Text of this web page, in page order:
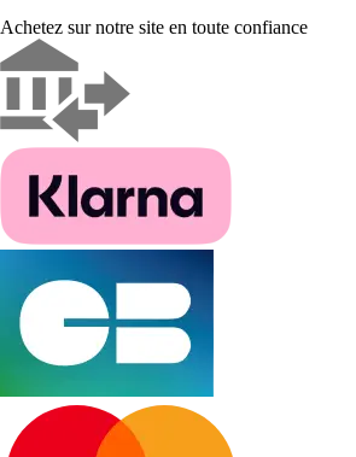
Achetez sur notre site en toute confiance